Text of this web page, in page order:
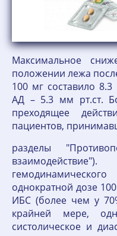
Максимальное
положении лежа
100 мг составило 8.3
АД – 5.3 мм рт.ст.
преходящее
пациентов,
разделы
однократной дозе
ИБС (более чем у
крайней мере,
систолическое и